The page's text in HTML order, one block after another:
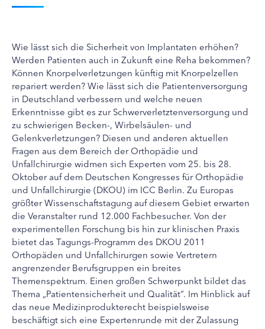
Wie lässt sich die Sicherheit von Implantaten erhöhen?
Werden Patienten auch in Zukunft eine Reha bekommen?
Können Knorpelverletzungen künftig mit Knorpelzellen
repariert werden? Wie lässt sich die Patientenversorgung
in Deutschland verbessern und welche neuen
Erkenntnisse gibt es zur Schwerverletztenversorgung und
zu schwierigen Becken-, Wirbelsäulen- und
Gelenkverletzungen? Diesen und anderen aktuellen
Fragen aus dem Bereich der Orthopädie und
Unfallchirurgie widmen sich Experten vom 25. bis 28.
Oktober auf dem Deutschen Kongresses für Orthopädie
und Unfallchirurgie (DKOU) im ICC Berlin. Zu Europas
größter Wissenschaftstagung auf diesem Gebiet erwarten
die Veranstalter rund 12.000 Fachbesucher. Von der
experimentellen Forschung bis hin zur klinischen Praxis
bietet das Tagungs-Programm des DKOU 2011
Orthopäden und Unfallchirurgen sowie Vertretern
angrenzender Berufsgruppen ein breites
Themenspektrum. Einen großen Schwerpunkt bildet das
Thema „Patientensicherheit und Qualität“. Im Hinblick auf
das neue Medizinprodukterecht beispielsweise
beschäftigt sich eine Expertenrunde mit der Zulassung